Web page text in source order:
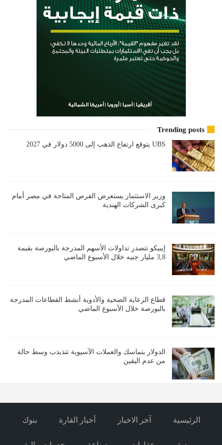
Trending posts
UBS يتوقع ارتفاع الذهب إلى 5000 دولار في 2027
وزير الاستثمار يستعرض الفرص المتاحة في مصر أمام
كبرى الشركات الهندية
إيبيكو تتصدر تداولات الأسهم المدرجة بالبورصة بقيمة
3,8 مليار جنيه خلال الأسبوع الماضي
قطاع الرعاية الصحية والأدوية أنشط القطاعات المدرجة
بالبورصة خلال الأسبوع الماضي
الدولار يتماسك والعملات الآسيوية تتذبذب وسط حالة
من عدم اليقين
الرئيسية آخر الاخبار أخبار القارة بنوك